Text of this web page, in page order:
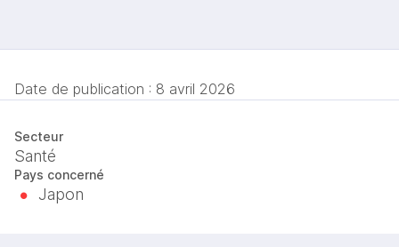
Date de publication : 8 avril 2026
Secteur
Santé
Pays concerné
Japon